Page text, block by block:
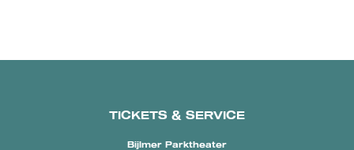
TICKETS & SERVICE
Bijlmer Parktheater